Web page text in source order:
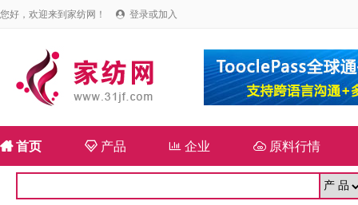
您好，欢迎来到家纺网！  登录或加入
首页 产品  企业 原料行情